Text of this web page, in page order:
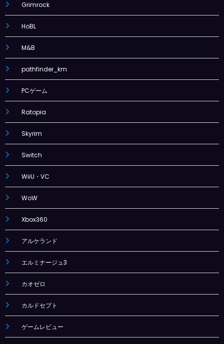
Grimrock
HoBL
M&B
pathfinder_km
PCゲーム
Ratopia
Skyrim
Switch
WiiU・VC
WoW
Xbox360
アルケランド
エルミナージュ3
カオゼロ
カルドセプト
ゲームレビュー